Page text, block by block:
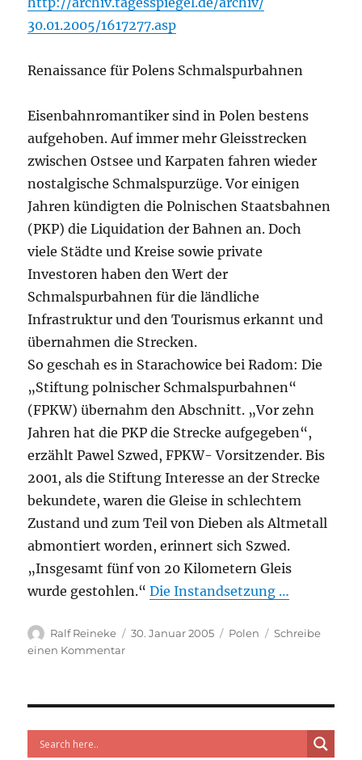
30.01.2005/1617277.asp
Renaissance für Polens Schmalspurbahnen
Eisenbahnromantiker sind in Polen bestens
aufgehoben. Auf immer mehr Gleisstrecken
zwischen Ostsee und Karpaten fahren wieder
nostalgische Schmalspurzüge. Vor einigen
Jahren kündigten die Polnischen Staatsbahnen
(PKP) die Liquidation der Bahnen an. Doch
viele Städte und Kreise sowie private
Investoren haben den Wert der
Schmalspurbahnen für die ländliche
Infrastruktur und den Tourismus erkannt und
übernahmen die Strecken.
So geschah es in Starachowice bei Radom: Die
„Stiftung polnischer Schmalspurbahnen“
(FPKW) übernahm den Abschnitt. „Vor zehn
Jahren hat die PKP die Strecke aufgegeben“,
erzählt Pawel Szwed, FPKW- Vorsitzender. Bis
2001, als die Stiftung Interesse an der Strecke
bekundete, waren die Gleise in schlechtem
Zustand und zum Teil von Dieben als Altmetall
abmontiert worden, erinnert sich Szwed.
„Insgesamt fünf von 20 Kilometern Gleis
wurde gestohlen.“Die Instandsetzung …
Autor
Ralf Reineke
Veröffentlicht
30. Januar 2005 Kategorien
Polen
Schreibe
einen Kommentarzu
aus